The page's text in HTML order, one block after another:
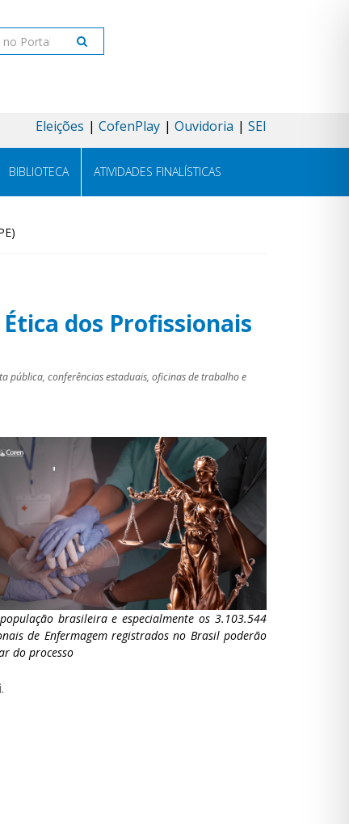
Eleições CofenPlay Ouvidoria SEI
BIBLIOTECA ATIVIDADES FINALÍSTICAS
dos Profissionais
pública, conferências estaduais, oficinas de trabalho e
brasileira e especialmente os 3.103.544
de Enfermagem registrados no Brasil poderão
do processo